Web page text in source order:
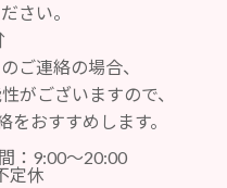
さい。
ご連絡の場合、
がございますので、
おすすめします。
：9:00～20:00
定休